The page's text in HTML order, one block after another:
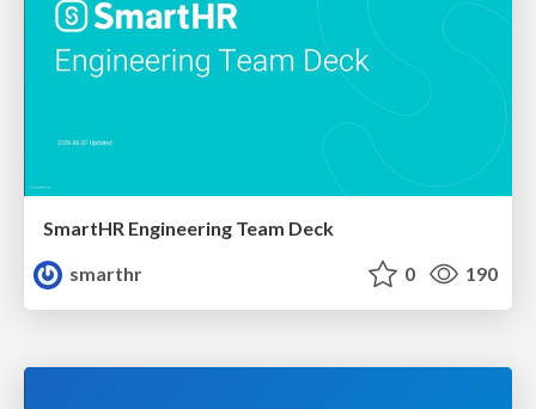
SmartHR Engineering Team Deck
smarthr
0 190